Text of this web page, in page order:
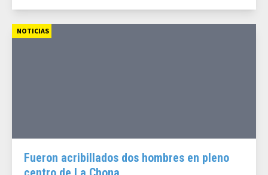
NOTICIAS
Fueron acribillados dos hombres en pleno